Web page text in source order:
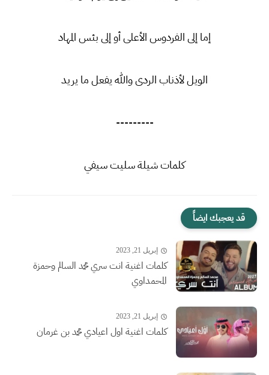
إما إلى الفردوس الأعلى أو إلى بئس المهاد
الويل لأذناب الردى والله يفعل ما يريد
---------
كلمات شيلة سليت سيفي
قد يعجبك ايضاً
إبريل 21, 2023
كلمات اغنية انت سري محمد السالم وحمزة
المحمداوي
إبريل 21, 2023
كلمات اغنية اول اعيادي محمد بن غرمان